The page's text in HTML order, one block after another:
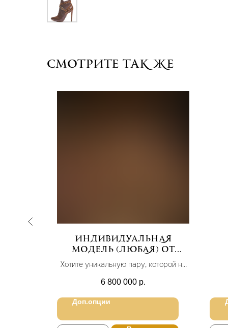
Смотрите так же
Индивидуальная
модель (любая) от
Хотите уникальную пару, которой не
известного бренда, построенную
профессиональным модельером
индивидуально под вашу стопу?
В магазине нет желаемого размера
6 800 000 р.
Доп.опции